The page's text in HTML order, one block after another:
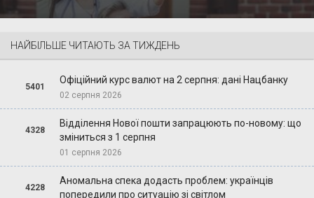
НАЙБІЛЬШЕ ЧИТАЮТЬ ЗА ТИЖДЕНЬ
5401
Офіційний курс валют на 2 серпня: дані Нацбанку
02 серпня 2026
4328
Відділення Нової пошти запрацюють по-новому: що
зміниться з 1 серпня
01 серпня 2026
4228
Аномальна спека додасть проблем: українців
попередили про ситуацію зі світлом